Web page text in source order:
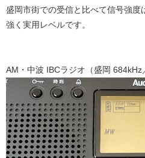
盛岡市街での受信と比べて信号強
強く実用レベルです。
AM・中波 IBCラジオ（盛岡 684kHz